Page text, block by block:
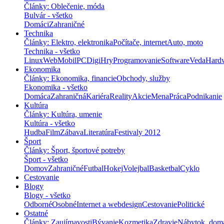
Články: Oblečenie, móda
Bulvár - všetko
DomáciZahraničné
Technika
Články: Elektro, elektronikaPočítače, internetAuto, moto
Technika - všetko
LinuxWebMobilPCDigiHryProgramovanieSoftwareVeda
Ekonomika
Články: Ekonomika, financieObchody, služby
Ekonomika - všetko
DomácaZahraničnáKariéraRealityAkcieMenaPrácaPodnikanie
Kultúra
Články: Kultúra, umenie
Kultúra - všetko
HudbaFilmZábavaLiteratúraFestivaly 2012
Šport
Články: Šport, športové potreby
Šport - všetko
DomovZahraničnéFutbalHokejVolejbalBasketbalCyklo
Cestovanie
Blogy
Blogy - všetko
OdbornéOsobnéInternet a webdesignCestovaniePolitické
Ostatné
Články: ZaujímavostiBývanieKozmetikaZdravieNábytok,